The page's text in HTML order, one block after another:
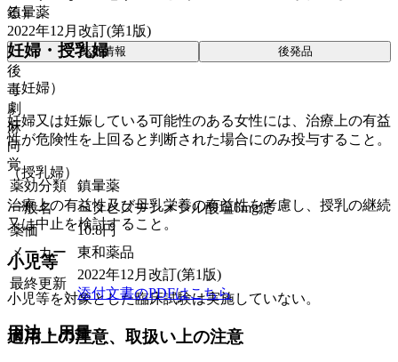
る）。
妊婦・授乳婦
（妊婦）
妊婦又は妊娠している可能性のある女性には、治療上の有益
性が危険性を上回ると判断された場合にのみ投与すること。
（授乳婦）
治療上の有益性及び母乳栄養の有益性を考慮し、授乳の継続
又は中止を検討すること。
小児等
小児等を対象とした臨床試験は実施していない。
適用上の注意、取扱い上の注意
鎮暈薬
2022年12月改訂(第1版)
薬剤情報 後発品
後
毒
劇
麻
向
覚
薬効分類
鎮暈薬
一般名
ベタヒスチンメシル酸塩6mg錠
薬価
10.8円
メーカー
東和薬品
最終更新
2022年12月改訂(第1版)
添付文書のPDFはこちら
用法・用量